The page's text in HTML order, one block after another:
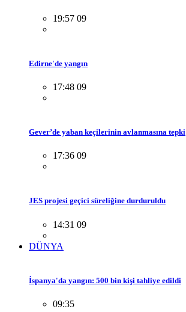
19:57 09
Edirne'de yangın
17:48 09
Gever’de yaban keçilerinin avlanmasına tepki
17:36 09
JES projesi geçici süreliğine durduruldu
14:31 09
DÜNYA
İspanya'da yangın: 500 bin kişi tahliye edildi
09:35